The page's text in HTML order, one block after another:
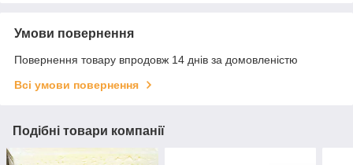
Умови повернення
Повернення товару впродовж 14 днів за домовленістю
Всі умови повернення
Подібні товари компанії